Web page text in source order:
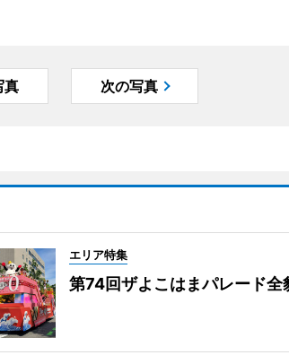
真 次の写真
エリア特集
第74回ザよこはまパレード